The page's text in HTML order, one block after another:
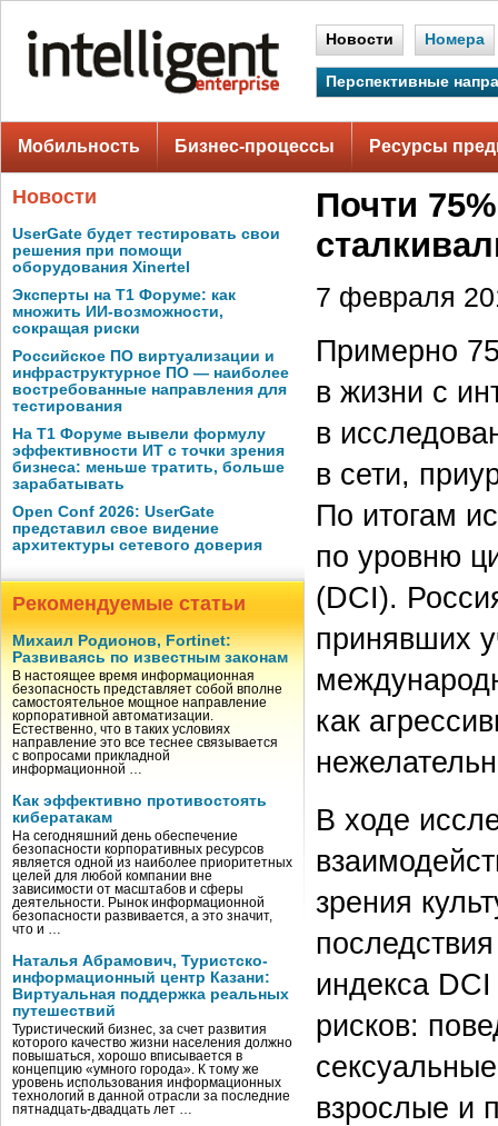
Новости Номера
Перспективные
Мобильность Бизнес-процессы Ресурсы
Новости
UserGate будет тестировать свои
решения при помощи
оборудования Xinertel
Эксперты на Т1 Форуме: как
множить ИИ-возможности,
сокращая риски
Российское ПО виртуализации и
инфраструктурное ПО — наиболее
востребованные направления для
тестирования
На Т1 Форуме вывели формулу
эффективности ИТ с точки зрения
бизнеса: меньше тратить, больше
зарабатывать
Open Conf 2026: UserGate
представил свое видение
архитектуры сетевого доверия
Рекомендуемые статьи
Михаил Родионов, Fortinet:
Развиваясь по известным законам
В настоящее время информационная
безопасность представляет собой вполне
самостоятельное мощное направление
корпоративной автоматизации.
Естественно, что в таких условиях
направление это все теснее связывается
с вопросами прикладной
информационной …
Как эффективно противостоять
кибератакам
На сегодняшний день обеспечение
безопасности корпоративных ресурсов
является одной из наиболее приоритетных
целей для любой компании вне
зависимости от масштабов и сферы
деятельности. Рынок информационной
безопасности развивается, а это значит,
что и …
Наталья Абрамович, Туристско-
информационный центр Казани:
Виртуальная поддержка реальных
путешествий
Туристический бизнес, за счет развития
которого качество жизни населения должно
повышаться, хорошо вписывается в
концепцию «умного города». К тому же
уровень использования информационных
технологий в данной отрасли за последние
пятнадцать-двадцать лет …
Почти
7 февраля
Примерно
в жизни с
в
в сети,
По итогам
по уровню
(DCI).
принявших
как
В ходе
зрения
индекса
рисков:
взрослые и